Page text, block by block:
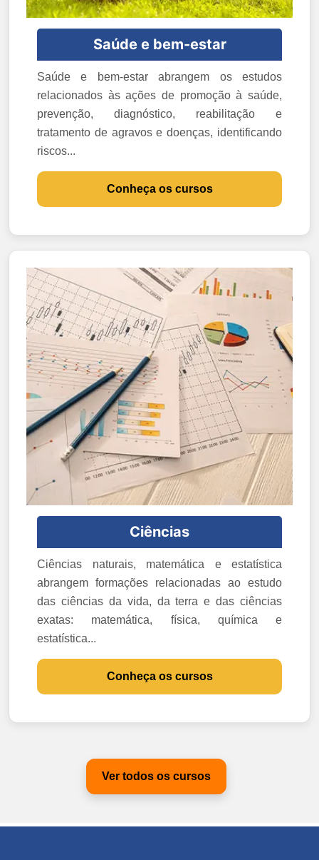
Saúde e bem-estar
Saúde e bem-estar abrangem os estudos
relacionados às ações de promoção à saúde,
prevenção, diagnóstico, reabilitação e
tratamento de agravos e doenças, identificando
riscos...
Conheça os cursos
Ciências
Ciências naturais, matemática e estatística
abrangem formações relacionadas ao estudo
das ciências da vida, da terra e das ciências
exatas: matemática, física, química e
estatística...
Conheça os cursos
Ver todos os cursos